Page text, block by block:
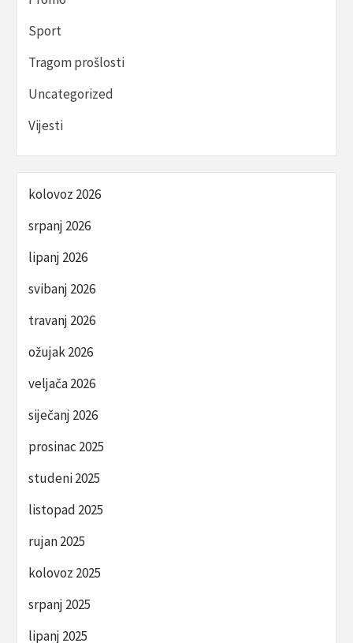
Sport
Tragom prošlosti
Uncategorized
Vijesti
kolovoz 2026
srpanj 2026
lipanj 2026
svibanj 2026
travanj 2026
ožujak 2026
veljača 2026
siječanj 2026
prosinac 2025
studeni 2025
listopad 2025
rujan 2025
kolovoz 2025
srpanj 2025
lipanj 2025